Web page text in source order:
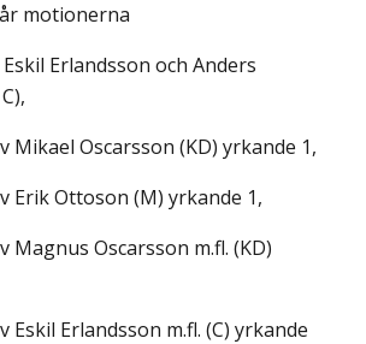
motionerna
Erlandsson och Anders
Mikael Oscarsson (KD) yrkande 1,
Erik Ottoson (M) yrkande 1,
Magnus Oscarsson m.fl. (KD)
Eskil Erlandsson m.fl. (C) yrkande